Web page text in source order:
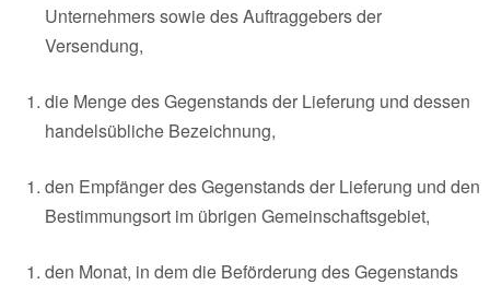
Unternehmers sowie des Auftraggebers der
Versendung,
die Menge des Gegenstands der Lieferung und dessen
handelsübliche Bezeichnung,
den Empfänger des Gegenstands der Lieferung und den
Bestimmungsort im übrigen Gemeinschaftsgebiet,
den Monat, in dem die Beförderung des Gegenstands